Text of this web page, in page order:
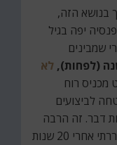
בנושא הזה,
פנסיה יפה בגיל
שמבינים
לא
רוח
לביצועים
דבר. זה הרבה
יותר טוב ממה שהיה חזוי לי אלמלא התעוררתי אחרי 20 שנות